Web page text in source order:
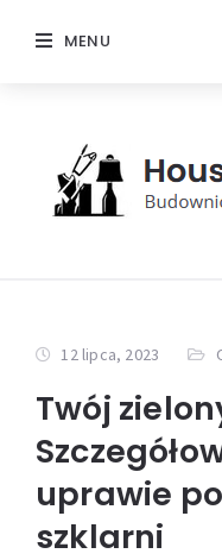
MENU
12 lipca, 2023
Twój
uprawie
szklarni